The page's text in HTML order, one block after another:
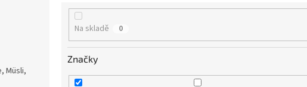
Müsli,
Na skladě 0
Značky